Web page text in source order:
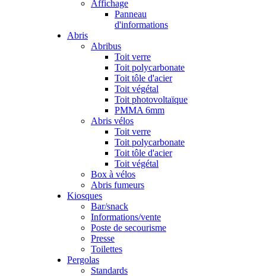
Affichage
Panneau
d'informations
Abris
Abribus
Toit verre
Toit polycarbonate
Toit tôle d'acier
Toit végétal
Toit photovoltaïque
PMMA 6mm
Abris vélos
Toit verre
Toit polycarbonate
Toit tôle d'acier
Toit végétal
Box à vélos
Abris fumeurs
Kiosques
Bar/snack
Informations/vente
Poste de secourisme
Presse
Toilettes
Pergolas
Standards